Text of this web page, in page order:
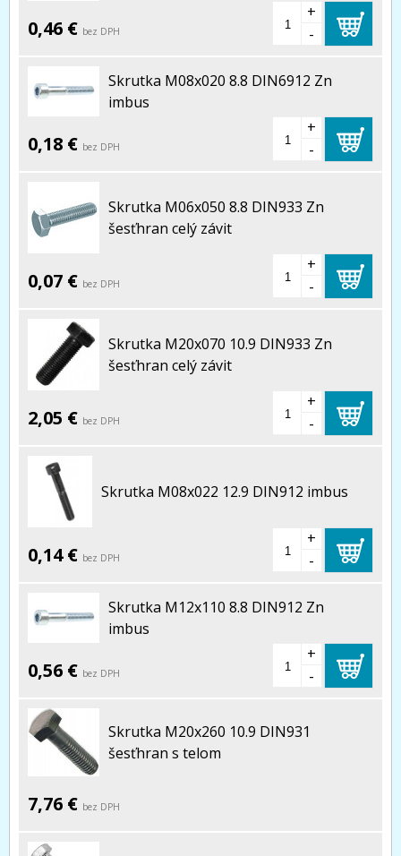
0,46 € bez DPH
+
-
Skrutka M08x020 8.8 DIN6912 Zn
imbus
0,18 € bez DPH
+
-
Skrutka M06x050 8.8 DIN933 Zn
šesťhran celý závit
0,07 € bez DPH
+
-
Skrutka M20x070 10.9 DIN933 Zn
šesťhran celý závit
2,05 € bez DPH
+
-
Skrutka M08x022 12.9 DIN912 imbus
0,14 € bez DPH
+
-
Skrutka M12x110 8.8 DIN912 Zn
imbus
0,56 € bez DPH
+
-
Skrutka M20x260 10.9 DIN931
šesťhran s telom
7,76 € bez DPH